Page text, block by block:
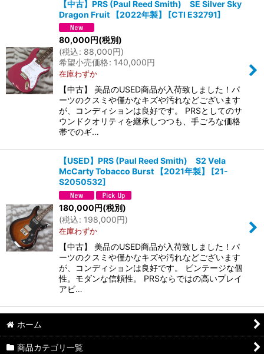
【中古】PRS (Paul Reed Smith) SE Silver Sky
Dragon Fruit 【2022年製】
[CTI E32791]
80,000円(税別)
(税込: 88,000円)
希望小売価格: 140,000円
在庫わずか
【中古】 美品のUSED商品が入荷致しました！パ
ーツのクスミや僅かなキズや汚れなどございます
が、コンディションは良好です。 PRSとしてのサ
ウンドクオリティを継承しつつも、手ごろな価格
帯でのギ…
【USED】PRS (Paul Reed Smith) S2 Vela
McCarty Tobacco Burst 【2021年製】
[21-
S2050532]
180,000円(税別)
(税込: 198,000円)
在庫わずか
【中古】 美品のUSED商品が入荷致しました！パ
ーツのクスミや僅かなキズや汚れなどございます
が、コンディションは良好です。 ビンテージな個
性。モダンな信頼性。 PRSならではの高いプレイ
アビ…
ホーム
商品カテゴリ一覧